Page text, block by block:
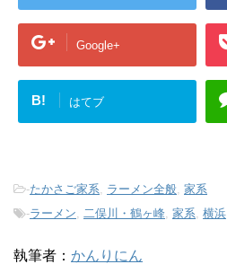
Google+
B! はてブ
-たかさご家系, ラーメン全般, 家系
-ラーメン, 二俣川・鶴ヶ峰, 家系, 横浜
執筆者： かんりにん